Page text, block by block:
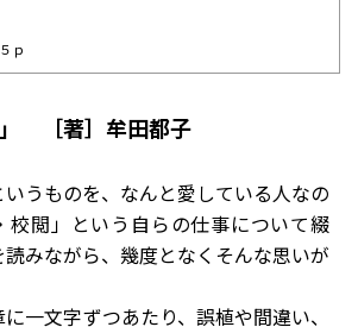
ｐ
」 ［著］牟田都子
うものを、なんと愛している人なの
校閲」という自らの仕事について綴
読みながら、幾度となくそんな思いが
一文字ずつあたり、誤植や間違い、